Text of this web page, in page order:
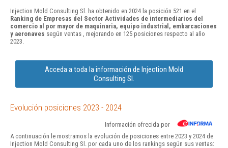
Injection Mold Consulting Sl. ha obtenido en 2024 la posición 521 en el
Ranking de Empresas del Sector Actividades de intermediarios del
comercio al por mayor de maquinaria, equipo industrial, embarcaciones
y aeronaves según ventas , mejorando en 125 posiciones respecto al año
2023.
Acceda a toda la información de Injection Mold
Consulting Sl.
Evolución posiciones 2023 - 2024
Información ofrecida por
A continuación le mostramos la evolución de posiciones entre 2023 y 2024 de
Injection Mold Consulting Sl. por cada uno de los rankings según sus ventas: